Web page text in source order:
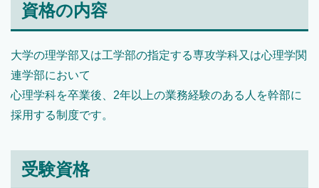
資格の内容
大学の理学部又は工学部の指定する専攻学科又は心理学関
連学部において
心理学科を卒業後、2年以上の業務経験のある人を幹部に
採用する制度です。
受験資格